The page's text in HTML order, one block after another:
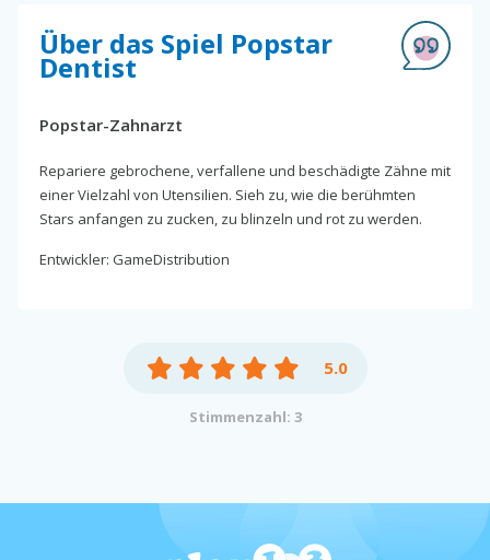
Über das Spiel Popstar
Dentist
Popstar-Zahnarzt
Repariere gebrochene, verfallene und beschädigte Zähne mit
einer Vielzahl von Utensilien. Sieh zu, wie die berühmten
Stars anfangen zu zucken, zu blinzeln und rot zu werden.
Entwickler: GameDistribution
5.0
Stimmenzahl: 3